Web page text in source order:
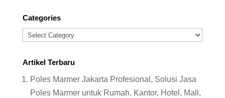
Categories
Categories
Artikel Terbaru
Poles Marmer Jakarta Profesional, Solusi Jasa
Poles Marmer untuk Rumah, Kantor, Hotel, Mall,